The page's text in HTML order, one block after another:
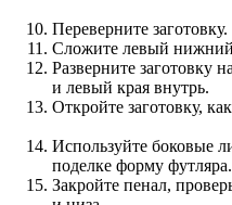
Переверните заготовку.
Сложите левый
Разверните заготовку
и левый края внутрь.
Откройте заготовку,
Используйте боковые
поделке форму футляра.
Закройте пенал,